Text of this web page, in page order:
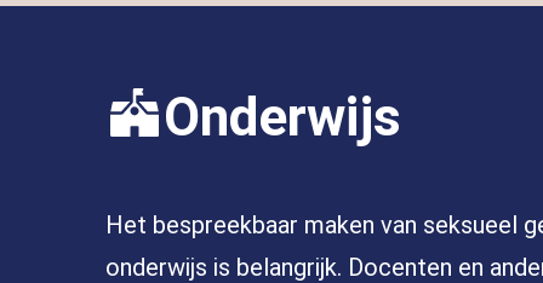
Onderwijs
Het bespreekbaar maken van seksueel
onderwijs is belangrijk. Docenten en